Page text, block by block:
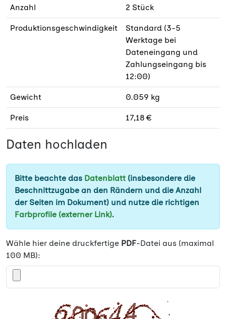
Anzahl 2 Stück
Produktionsgeschwindigkeit
Standard (3-5
Werktage bei
Dateneingang und
Zahlungseingang bis
12:00)
Gewicht 0.059 kg
Preis 17,18 €
Daten hochladen
Bitte beachte das Datenblatt (insbesondere die
Beschnittzugabe an den Rändern und die Anzahl
der Seiten im Dokument) und nutze die richtigen
Farbprofile (externer Link).
Wähle hier deine druckfertige PDF-Datei aus (maximal
100 MB):